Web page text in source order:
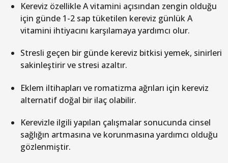
Kereviz özellikle A vitamini açısından zengin olduğu
için günde 1-2 sap tüketilen kereviz günlük A
vitamini ihtiyacını karşılamaya yardımcı olur.
Stresli geçen bir günde kereviz bitkisi yemek, sinirleri
sakinleştirir ve stresi azaltır.
Eklem iltihapları ve romatizma ağrıları için kereviz
alternatif doğal bir ilaç olabilir.
Kerevizle ilgili yapılan çalışmalar sonucunda cinsel
sağlığın artmasına ve korunmasına yardımcı olduğu
gözlenmiştir.